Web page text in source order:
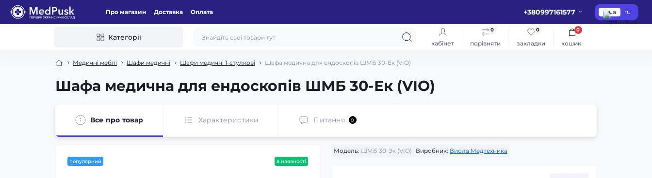
Про магазин Доставка Оплата +380997161577 ua ru
Категорії
кабінет порівняти
0
закладки
0
кошик
0
Медичні меблі Шафи медичні Шафи медичні 1-стулкові Шафа медична для ендоскопів ШМБ 30-Ек (VIO)
Шафа медична для ендоскопів ШМБ 30-Ек (VIO)
Все про товар Характеристики Питання 0
популярний в наявності
Модель: ШМБ 30-Эк (VIO) Виробник: Виола Медтехника